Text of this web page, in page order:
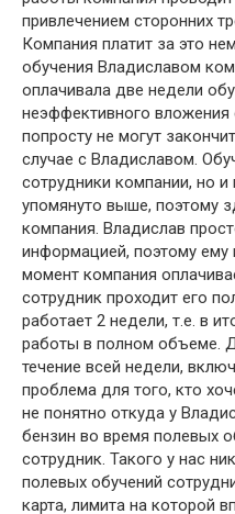
привлечением сторонних
Компания платит за это
обучения Владиславом
оплачивала две недели
неэффективного
попросту не могут
случае с Владиславом.
сотрудники компании, но
упомянуто выше, поэтому
компания. Владислав
информацией, поэтому ему
момент компания
сотрудник проходит его
работает 2 недели, т.е. в
работы в полном объеме.
течение всей недели,
проблема для того, кто
не понятно откуда у
бензин во время полевых
сотрудник. Такого у нас
полевых обучений
карта, лимита на которой